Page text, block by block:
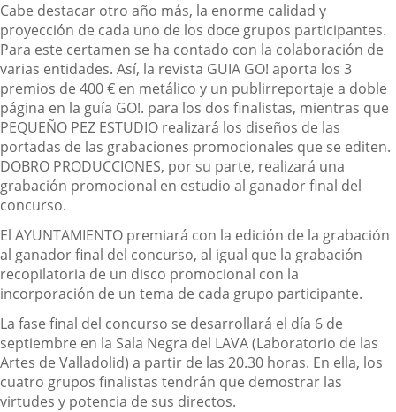
Cabe destacar otro año más, la enorme calidad y
proyección de cada uno de los doce grupos participantes.
Para este certamen se ha contado con la colaboración de
varias entidades. Así, la revista GUIA GO! aporta los 3
premios de 400 € en metálico y un publirreportaje a doble
página en la guía GO!. para los dos finalistas, mientras que
PEQUEÑO PEZ ESTUDIO realizará los diseños de las
portadas de las grabaciones promocionales que se editen.
DOBRO PRODUCCIONES, por su parte, realizará una
grabación promocional en estudio al ganador final del
concurso.
El AYUNTAMIENTO premiará con la edición de la grabación
al ganador final del concurso, al igual que la grabación
recopilatoria de un disco promocional con la
incorporación de un tema de cada grupo participante.
La fase final del concurso se desarrollará el día 6 de
septiembre en la Sala Negra del LAVA (Laboratorio de las
Artes de Valladolid) a partir de las 20.30 horas. En ella, los
cuatro grupos finalistas tendrán que demostrar las
virtudes y potencia de sus directos.